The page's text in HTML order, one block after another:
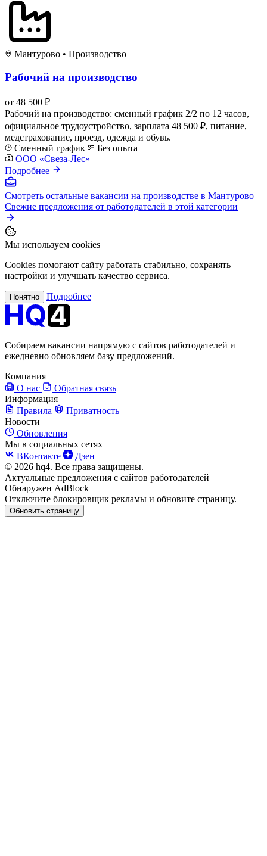
Мантурово • Производство
Рабочий на производство
от 48 500 ₽
Рабочий на производство: сменный график 2/2 по 12 часов,
официальное трудоустройство, зарплата 48 500 ₽, питание,
медстрахование, проезд, одежда и обувь.
Сменный график
Без опыта
ООО «Свеза-Лес»
Подробнее
Смотреть остальные вакансии на производстве в Мантурово
Свежие предложения от работодателей в этой категории
Мы используем cookies
Cookies помогают сайту работать стабильно, сохранять
настройки и улучшать качество сервиса.
Понятно Подробнее
Собираем вакансии напрямую с сайтов работодателей и
ежедневно обновляем базу предложений.
Компания
О нас
Обратная связь
Информация
Правила
Приватность
Новости
Обновления
Мы в социальных сетях
ВКонтакте
Дзен
© 2026 hq4. Все права защищены.
Актуальные предложения с сайтов работодателей
Обнаружен AdBlock
Отключите блокировщик рекламы и обновите страницу.
Обновить страницу